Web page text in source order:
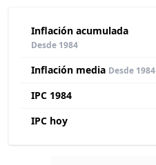
Inflación acumulada
Desde 1984
Inflación media Desde 1984
IPC 1984
IPC hoy